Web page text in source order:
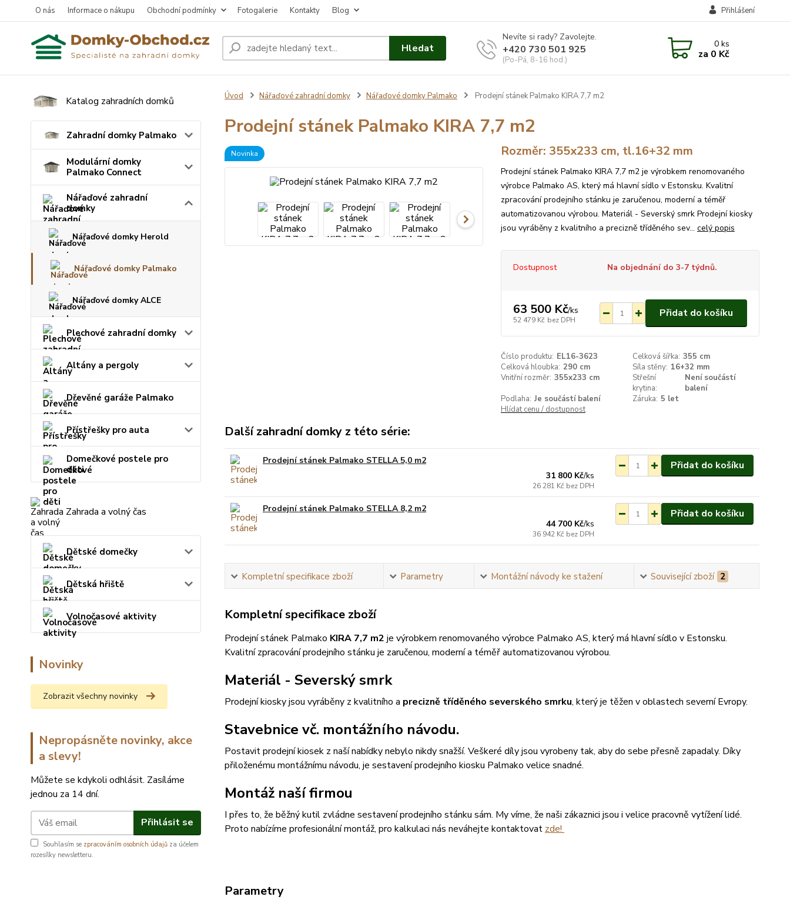
O nás Informace o nákupu Obchodní podmínky Fotogalerie Kontakty Blog Přihlášení
Hledat
Nevíte si rady? Zavolejte.
+420 730 501 925
(Po-Pá, 8-16 hod.)
0ks
za 0 Kč
Katalog zahradních domků
Zahradní domky Palmako
Modulární domky
Palmako Connect
Nářaďové zahradní
domky
Nářaďové domky Herold
Nářaďové domky Palmako
Nářaďové domky ALCE
Plechové zahradní domky
Altány a pergoly
Dřevěné garáže Palmako
Přístřešky pro auta
Domečkové postele pro
děti
Zahrada a volný čas
Dětské domečky
Dětská hřiště
Volnočasové aktivity
Novinky
Zobrazit všechny novinky
Nepropásněte novinky, akce
a slevy!
Můžete se kdykoli odhlásit. Zasíláme
jednou za 14 dní.
Přihlásit se
Souhlasím se zpracováním osobních údajů za účelem
rozesílky newsletteru.
Úvod Nářaďové zahradní domky Nářaďové domky Palmako Prodejní stánek Palmako KIRA 7,7 m2
Prodejní stánek Palmako KIRA 7,7 m2
Novinka Rozměr: 355x233 cm, tl.16+32 mm
Prodejní stánek Palmako KIRA 7,7 m2 je výrobkem renomovaného
výrobce Palmako AS, který má hlavní sídlo v Estonsku. Kvalitní
zpracování prodejního stánku je zaručenou, moderní a téměř
automatizovanou výrobou. Materiál - Severský smrk Prodejní kiosky
jsou vyráběny z kvalitního a precizně tříděného sev... celý popis
Dostupnost Na objednání do 3-7 týdnů.
63 500 Kč/ks
52 479 Kč bez DPH
Přidat do košíku
Číslo produktu: EL16-3623 Celková šířka: 355 cm
Celková hloubka: 290 cm Síla stěny: 16+32 mm
Vnitřní rozměr: 355x233 cm
Střešní
krytina:
Není součástí
balení
Podlaha: Je součástí balení Záruka: 5 let
Hlídat cenu / dostupnost
Další zahradní domky z této série:
Prodejní stánek Palmako STELLA 5,0 m2
31 800 Kč/ks
26 281 Kč bez DPH
Přidat do košíku
Prodejní stánek Palmako STELLA 8,2 m2
44 700 Kč/ks
36 942 Kč bez DPH
Přidat do košíku
Kompletní specifikace zboží Parametry Montážní návody ke stažení Související zboží 2
Kompletní specifikace zboží
Prodejní stánek Palmako KIRA 7,7 m2 je výrobkem renomovaného výrobce Palmako AS, který má hlavní sídlo v Estonsku.
Kvalitní zpracování prodejního stánku je zaručenou, moderní a téměř automatizovanou výrobou.
Materiál - Severský smrk
Prodejní kiosky jsou vyráběny z kvalitního a precizně tříděného severského smrku, který je těžen v oblastech severní Evropy.
Stavebnice vč. montážního návodu.
Postavit prodejní kiosek z naší nabídky nebylo nikdy snažší. Veškeré díly jsou vyrobeny tak, aby do sebe přesně zapadaly. Díky
přiloženému montážnímu návodu, je sestavení prodejního kiosku Palmako velice snadné.
Montáž naší firmou
I přes to, že běžný kutil zvládne sestavení prodejního stánku sám. My víme, že naši zákaznici jsou i velice pracovně vytížení lidé.
Proto nabízíme profesionální montáž, pro kalkulaci nás neváhejte kontaktovat zde!
Parametry